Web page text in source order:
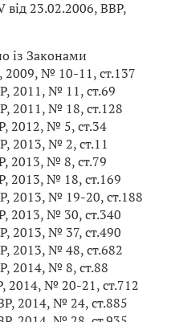
23.02.2006, ВВР,
із Законами
№ 10-11, ст.137
2011, № 11, ст.69
2011, № 18, ст.128
2012, № 5, ст.34
2013, № 2, ст.11
2013, № 8, ст.79
2013, № 18, ст.169
2013, № 19-20, ст.188
2013, № 30, ст.340
2013, № 37, ст.490
2013, № 48, ст.682
2014, № 8, ст.88
2014, № 20-21, ст.712
2014, № 24, ст.885